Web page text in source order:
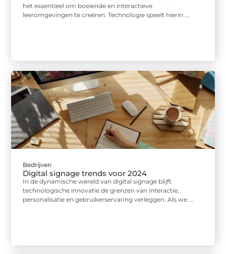
het essentieel om boeiende en interactieve
leeromgevingen te creëren. Technologie speelt hierin ...
Bedrijven
Digital signage trends voor 2024
In de dynamische wereld van digital signage blijft
technologische innovatie de grenzen van interactie,
personalisatie en gebruikerservaring verleggen. Als we ...